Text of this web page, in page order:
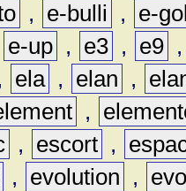
, e-bulli ,
e-
e-up , e3 , e9
ela , elan ,
,
, escort ,
, evolution ,